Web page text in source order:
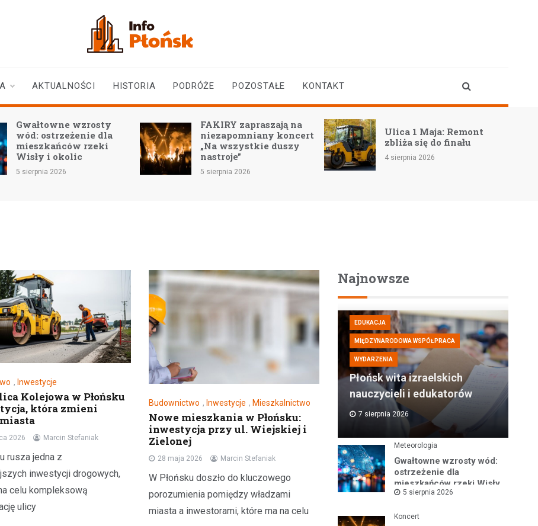
AKTUALNOŚCI HISTORIA PODRÓŻE POZOSTAŁE KONTAKT
Gwałtowne wzrosty
wód: ostrzeżenie dla
mieszkańców rzeki
Wisły i okolic
5 sierpnia 2026
FAKIRY zapraszają na
niezapomniany koncert
„Na wszystkie duszy
nastroje”
5 sierpnia 2026
Ulica 1 Maja: Remont
zbliża się do finału
4 sierpnia 2026
, Inwestycje
Kolejowa w Płońsku
która zmieni
2026 Marcin Stefaniak
rusza jedna z
inwestycji drogowych,
celu kompleksową
ulicy
Budownictwo , Inwestycje , Mieszkalnictwo
Nowe mieszkania w Płońsku:
inwestycja przy ul. Wiejskiej i
Zielonej
28 maja 2026 Marcin Stefaniak
W Płońsku doszło do kluczowego
porozumienia pomiędzy władzami
miasta a inwestorami, które ma na celu
Najnowsze
EDUKACJA
MIĘDZYNARODOWA WSPÓŁPRACA
WYDARZENIA
Płońsk wita izraelskich
nauczycieli i edukatorów
7 sierpnia 2026
Meteorologia
Gwałtowne wzrosty wód:
ostrzeżenie dla
mieszkańców rzeki Wisły
i okolic
5 sierpnia 2026
Koncert